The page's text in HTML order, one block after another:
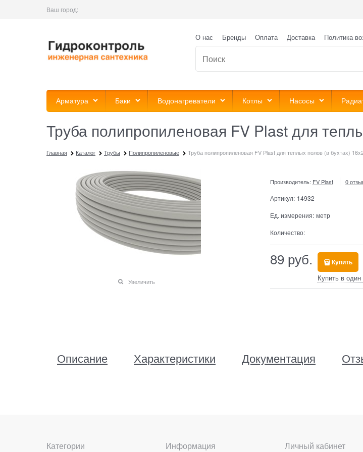
Ваш город:
О нас Бренды Оплата Доставка Политика
Арматура Баки Водонагреватели Котлы Насосы
Труба полипропиленовая FV Plast для
Главная Каталог Трубы Полипропиленовые Труба полипропиленовая FV Plast для теплых полов (в бухтах)
Увеличить
Производитель: FV Plast 0
Артикул: 14932
Ед. измерения: метр
Количество:
89 руб. Купить
Купить в один
Описание Характеристики Документация
Категории Информация Личный кабинет